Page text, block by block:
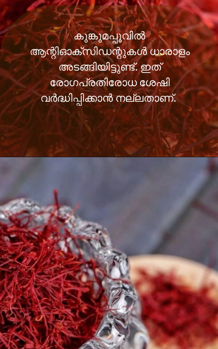
കുങ്കുമപ്പൂവില്‍
ആന്റിഓക്സിഡന്റുകള്‍ ധാരാളം
അടങ്ങിയിട്ടുണ്ട്. ഇത്
രോഗപ്രതിരോധ ശേഷി
വര്‍ദ്ധിപ്പിക്കാന്‍ നല്ലതാണ്.